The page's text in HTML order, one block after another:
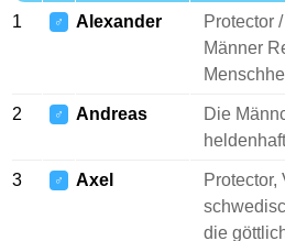
1 ♂ Alexander
Protector
Männer
2 ♂ Andreas
Die
3 ♂ Axel
Protector,
die